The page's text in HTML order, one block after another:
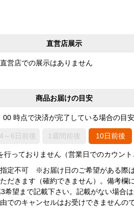
直営店展示
営店での展示はありません
商品お届けの目安
時点で決済が完了している場合の目
4～6日前後 1週間前後 10日前後
行っておりません（営業日でのカウント
定不可 ※お届け日のご希望がある際
だきます（確約できません）。備考欄
希望まで記載下さい。記載がない場合
でのキャンセルはお受けできませんの